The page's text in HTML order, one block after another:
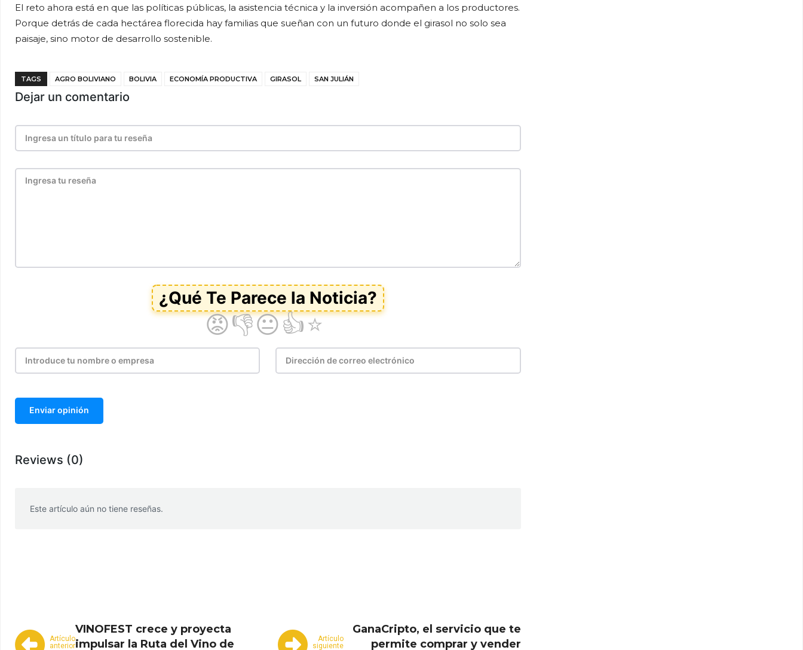
El reto ahora está en que las políticas públicas, la asistencia técnica y la inversión acompañen a los productores.
Porque detrás de cada hectárea florecida hay familias que sueñan con un futuro donde el girasol no solo sea
paisaje, sino motor de desarrollo sostenible.
TAGS AGRO BOLIVIANO BOLIVIA ECONOMÍA PRODUCTIVA GIRASOL SAN JULIÁN
Dejar un comentario
Enviar opinión
Reviews (0)
Este artículo aún no tiene reseñas.
Artículo
anterior
VINOFEST crece y proyecta
impulsar la Ruta del Vino de
Artículo
siguiente
GanaCripto, el servicio que te
permite comprar y vender